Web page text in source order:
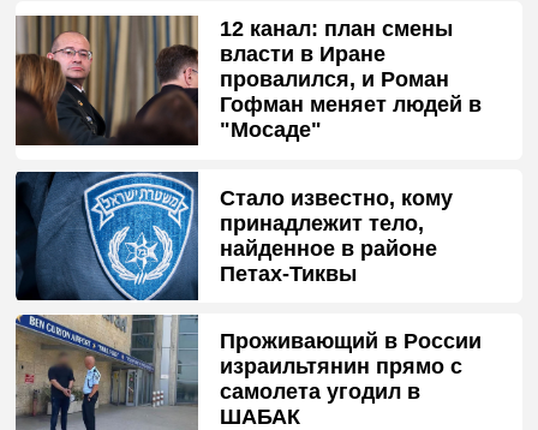
12 канал: план смены
власти в Иране
провалился, и Роман
Гофман меняет людей в
"Мосаде"
Стало известно, кому
принадлежит тело,
найденное в районе
Петах-Тиквы
Проживающий в России
израильтянин прямо с
самолета угодил в
ШАБАК